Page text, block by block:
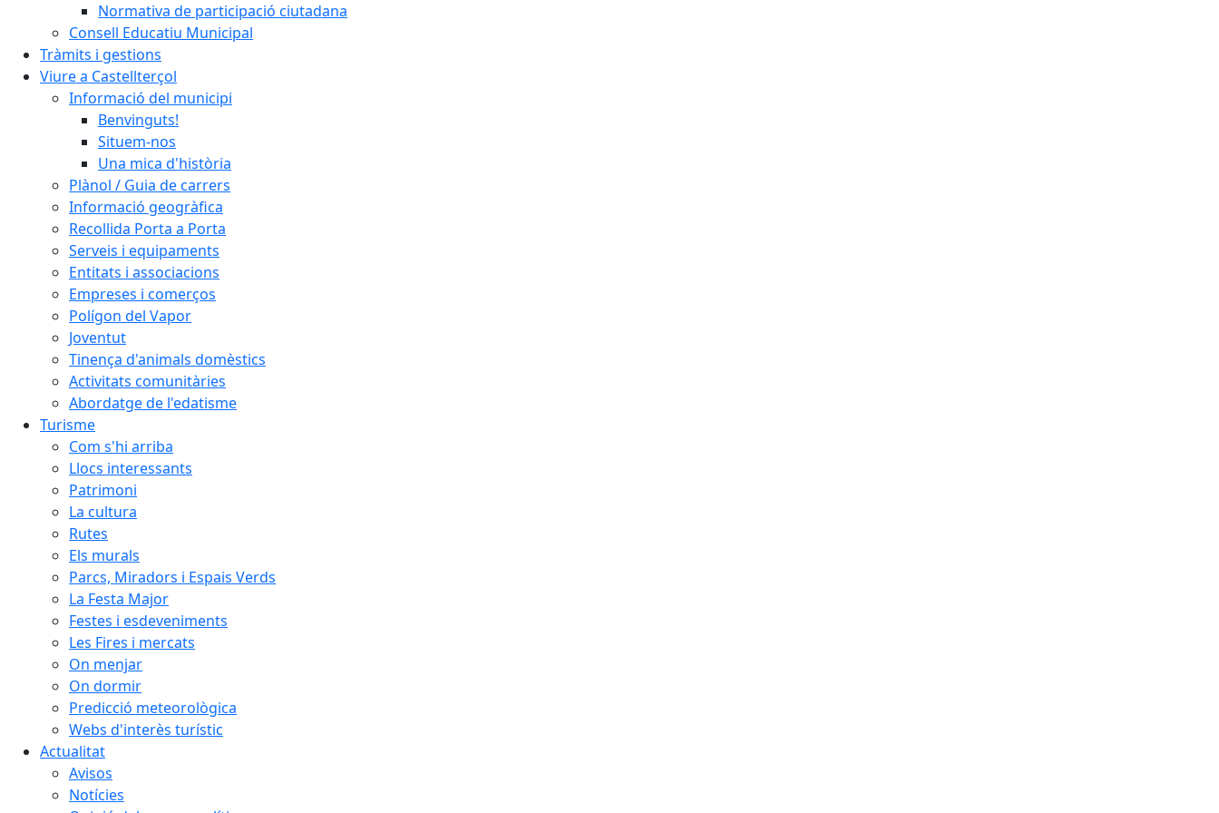
Normativa de participació ciutadana
Consell Educatiu Municipal
Tràmits i gestions
Viure a Castellterçol
Informació del municipi
Benvinguts!
Situem-nos
Una mica d'història
Plànol / Guia de carrers
Informació geogràfica
Recollida Porta a Porta
Serveis i equipaments
Entitats i associacions
Empreses i comerços
Polígon del Vapor
Joventut
Tinença d'animals domèstics
Activitats comunitàries
Abordatge de l'edatisme
Turisme
Com s'hi arriba
Llocs interessants
Patrimoni
La cultura
Rutes
Els murals
Parcs, Miradors i Espais Verds
La Festa Major
Festes i esdeveniments
Les Fires i mercats
On menjar
On dormir
Predicció meteorològica
Webs d'interès turístic
Actualitat
Avisos
Notícies